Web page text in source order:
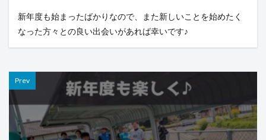
新年度も始まったばかりなので、また新しいことを始めたく
なった方々との良い出会いがあれば幸いです♪
Prev